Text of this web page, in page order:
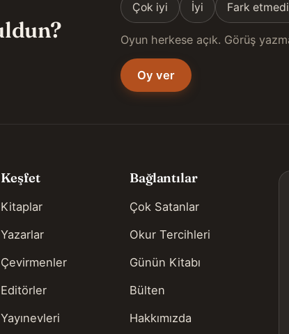
Çok iyi İyi Fark
Oyun herkese açık. Görüş
Oy ver
Keşfet
Kitaplar
Yazarlar
Çevirmenler
Editörler
Yayınevleri
Bağlantılar
Çok Satanlar
Okur Tercihleri
Günün Kitabı
Bülten
Hakkımızda